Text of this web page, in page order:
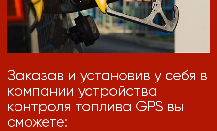
Заказав и установив у себя в
компании устройства
контроля топлива GPS вы
сможете: